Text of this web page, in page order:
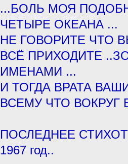
...БОЛЬ МОЯ
ЧЕТЫРЕ ОКЕАНА ...
НЕ ГОВОРИТЕ ЧТО
ВСЁ ПРИХОДИТЕ
ИМЕНАМИ ...
И ТОГДА ВРАТА
ВСЕМУ ЧТО ВОКРУГ
ПОСЛЕДНЕЕ
1967 год..